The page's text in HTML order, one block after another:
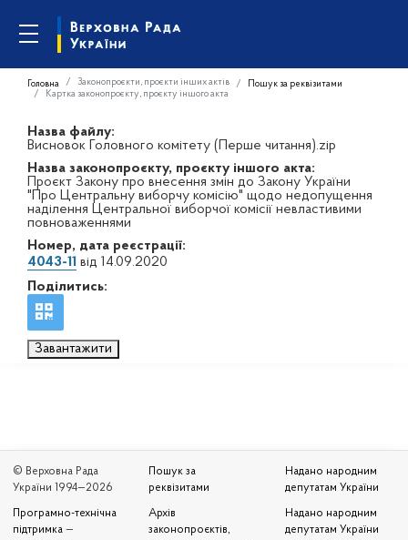
Головна Законопроєкти, проєкти інших актів
Пошук за реквізитами
Картка законопроєкту, проєкту іншого акта
Назва файлу:
Висновок Головного комітету (Перше читання).zip
Назва законопроєкту, проєкту іншого акта:
Проєкт Закону про внесення змін до Закону України
"Про Центральну виборчу комісію" щодо недопущення
наділення Центральної виборчої комісії невластивими
повноваженнями
Номер, дата реєстрації:
4043-11 від 14.09.2020
Поділитись:
Завантажити
© Верховна Рада
України 1994—2026
Програмно-технічна
підтримка —
Пошук за
реквізитами
Архів
законопроєктів,
Надано народним
депутатам України
Надано народним
депутатам України